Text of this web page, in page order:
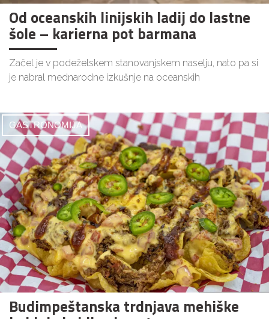
Od oceanskih linijskih ladij do lastne
šole – karierna pot barmana
Začel je v podeželskem stanovanjskem naselju, nato pa si
je nabral mednarodne izkušnje na oceanskih
GASTRONOMIJA
Budimpeštanska trdnjava mehiške